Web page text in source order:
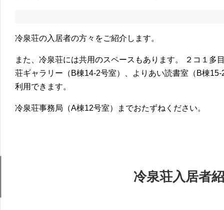
冷泉荘の入居者の方々をご紹介します。
また、冷泉荘には共用のスペースもあります。 ２コ１多
荘ギャラリー（B棟14-2号室）、よりあい読書室（B棟
利用できます。
冷泉荘事務局（A棟12号室）までおたずねください。
冷泉荘入居者